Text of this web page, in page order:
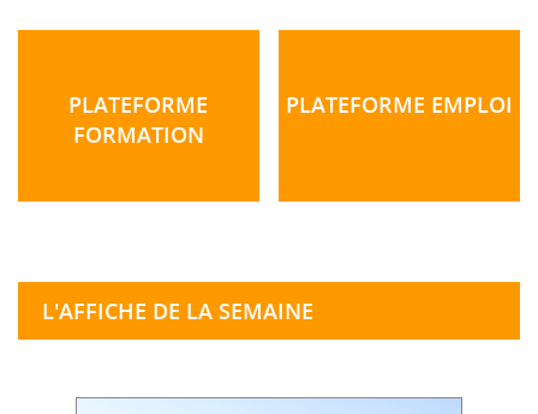
PLATEFORME
FORMATION
PLATEFORME EMPLOI
L'AFFICHE DE LA SEMAINE